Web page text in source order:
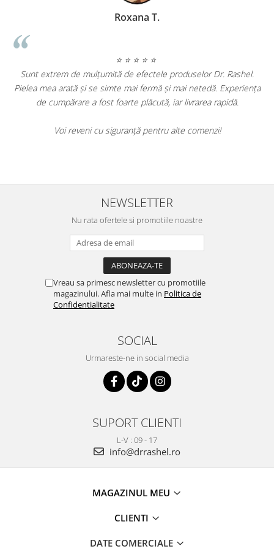
Roxana T.
⭐ ⭐ ⭐ ⭐ ⭐
Sunt extrem de mulțumită de efectele produselor Dr. Rashel.
mea arată și se simte mai fermă și mai netedă. Experiența
de cumpărare a fost foarte plăcută, iar livrarea rapidă.
Voi reveni cu siguranță pentru alte comenzi!
Am
NEWSLETTER
Nu rata ofertele si promotiile noastre
Vreau sa primesc newsletter cu promotiile
magazinului. Afla mai multe in Politica de
Confidentialitate
SOCIAL
Urmareste-ne in social media
SUPORT CLIENTI
L-V : 09 - 17
info@drrashel.ro
MAGAZINUL MEU
CLIENTI
DATE COMERCIALE